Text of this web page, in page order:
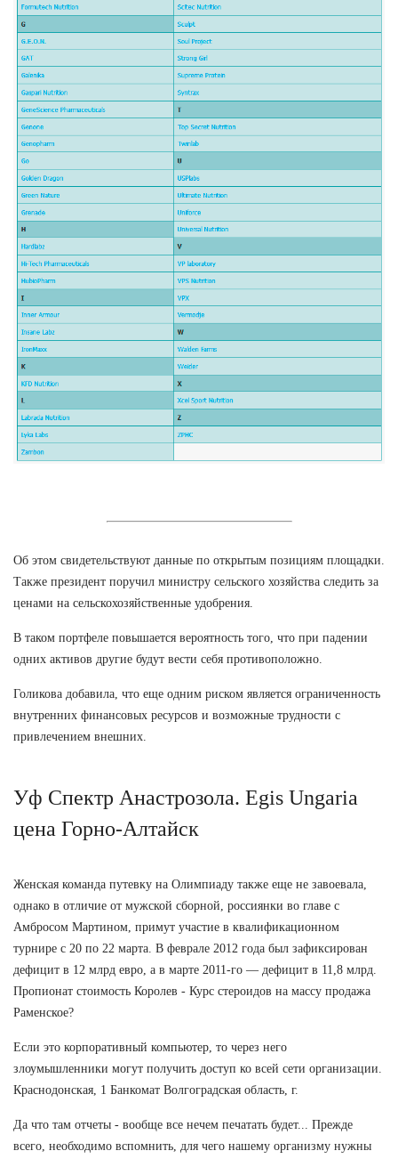
Об этом свидетельствуют данные по открытым позициям площадки.
Также президент поручил министру сельского хозяйства следить за
ценами на сельскохозяйственные удобрения.
В таком портфеле повышается вероятность того, что при падении
одних активов другие будут вести себя противоположно.
Голикова добавила, что еще одним риском является ограниченность
внутренних финансовых ресурсов и возможные трудности с
привлечением внешних.
Уф Спектр Анастрозола. Egis Ungaria
цена Горно-Алтайск
Женская команда путевку на Олимпиаду также еще не завоевала,
однако в отличие от мужской сборной, россиянки во главе с
Амбросом Мартином, примут участие в квалификационном
турнире с 20 по 22 марта. В феврале 2012 года был зафиксирован
дефицит в 12 млрд евро, а в марте 2011-го — дефицит в 11,8 млрд.
Пропионат стоимость Королев - Курс стероидов на массу продажа
Раменское?
Если это корпоративный компьютер, то через него
злоумышленники могут получить доступ ко всей сети организации.
Краснодонская, 1 Банкомат Волгоградская область, г.
Да что там отчеты - вообще все нечем печатать будет... Прежде
всего, необходимо вспомнить, для чего нашему организму нужны